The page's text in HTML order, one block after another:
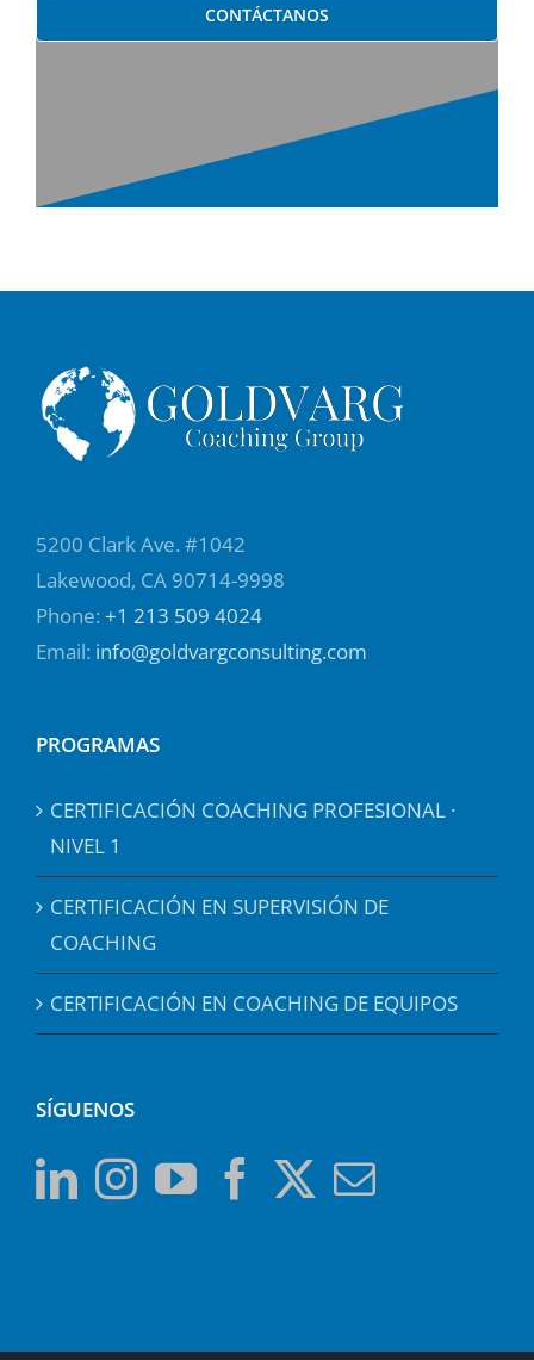
CONTÁCTANOS
5200 Clark Ave. #1042
Lakewood, CA 90714-9998
Phone: +1 213 509 4024
Email: info@goldvargconsulting.com
PROGRAMAS
CERTIFICACIÓN COACHING PROFESIONAL ·
NIVEL 1
CERTIFICACIÓN EN SUPERVISIÓN DE
COACHING
CERTIFICACIÓN EN COACHING DE EQUIPOS
SÍGUENOS